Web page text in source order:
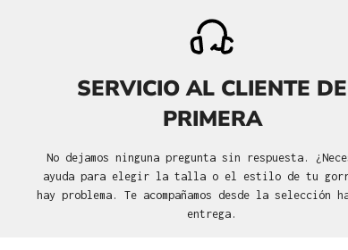
SERVICIO AL CLIENTE DE
PRIMERA
No dejamos ninguna pregunta sin respuesta.
ayuda para elegir la talla o el estilo de tu
hay problema. Te acompañamos desde la selección
entrega.